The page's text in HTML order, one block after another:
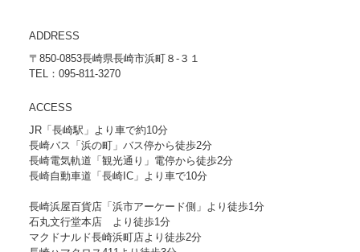
ADDRESS
〒850-0853長崎県長崎市浜町８-３１
TEL：095-811-3270
ACCESS
JR「長崎駅」より車で約10分
長崎バス「浜の町」バス停から徒歩2分
長崎電気軌道「観光通り」電停から徒歩2分
長崎自動車道「長崎IC」より車で10分
長崎浜屋百貨店「浜市アーケード側」より徒歩1分
石丸文行堂本店 より徒歩1分
マクドナルド長崎浜町店より徒歩2分